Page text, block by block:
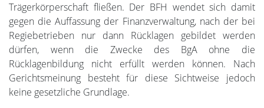
Trägerkörperschaft fließen. Der BFH wendet sich damit
gegen die Auffassung der Finanzverwaltung, nach der bei
Regiebetrieben nur dann Rücklagen gebildet werden
dürfen, wenn die Zwecke des BgA ohne die
Rücklagenbildung nicht erfüllt werden können. Nach
Gerichtsmeinung besteht für diese Sichtweise jedoch
keine gesetzliche Grundlage.